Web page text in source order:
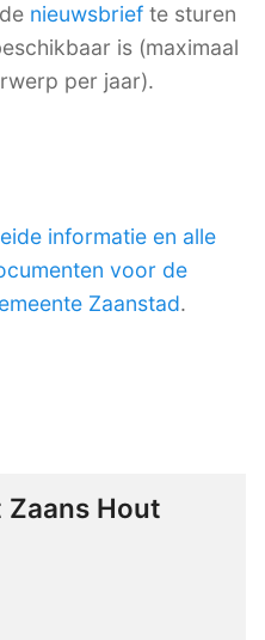
nieuwsbrief te sturen
is (maximaal
per jaar).
informatie en alle
voor de
Zaanstad.
Hout